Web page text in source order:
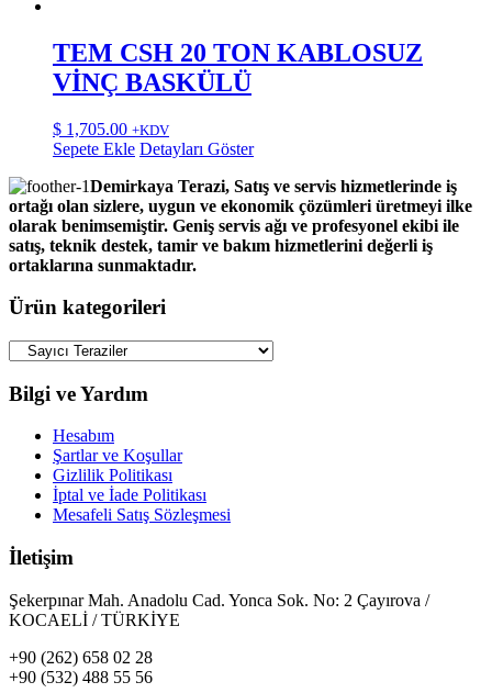
TEM CSH 20 TON KABLOSUZ
VİNÇ BASKÜLÜ
$ 1,705.00 +KDV
Sepete Ekle Detayları Göster
Demirkaya Terazi, Satış ve servis hizmetlerinde iş
ortağı olan sizlere, uygun ve ekonomik çözümleri üretmeyi ilke
olarak benimsemiştir. Geniş servis ağı ve profesyonel ekibi ile
satış, teknik destek, tamir ve bakım hizmetlerini değerli iş
ortaklarına sunmaktadır.
Ürün kategorileri
Bilgi ve Yardım
Hesabım
Şartlar ve Koşullar
Gizlilik Politikası
İptal ve İade Politikası
Mesafeli Satış Sözleşmesi
İletişim
Şekerpınar Mah. Anadolu Cad. Yonca Sok. No: 2 Çayırova /
KOCAELİ / TÜRKİYE
+90 (262) 658 02 28
+90 (532) 488 55 56